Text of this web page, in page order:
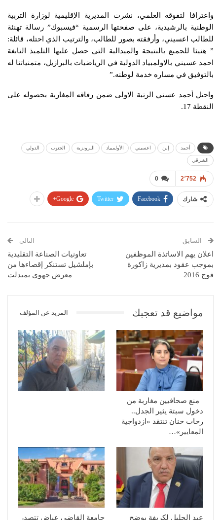
واعترافا لتفوقه العلمي، نشرت المديرية الإقليمية لوزارة التربية
الوطنية بالرشيدية، على صفحتها الرسمية “فيسبوك” رسالة تهنئة
للطالب اعسيني، وأرفقته بصور للطالب، والترتيب الذي احتله، قائلة:
” هنيئا للجميع بالنتيجة والميدالية التي حصل عليها التلميذ النابغة
احمد عسيني بالاولمبياد الدولية في الرياضيات بالبرازيل، متمنياتنا له
بالتوفيق في مساره خدمة لوطنه.”
واحتل أحمد عسني الرتبة الاولى ضمن رفاقه المغاربة بحصوله على
النقطة 17.
أحمد إبن اعسيني الأولمبياد البرونزية الجنوب الدولي
الشرقي
0 2٬752
شارك Facebook
Twitter
Google+
السابق
اعلان يهم الاساتذة الموظفين
بموجب عقود بمديرية زاكورة
فوج 2016
التالي
تعاونيات الصناعة التقليدية
بإملشيل تستنكر إقصاءها من
معرض جهوي بميدلت
مواضيع قد تعجبك المزيد عن المؤلف
منع صحافيين مغاربة من
دخول سبتة يثير الجدل..
رحاب حنان تنتقد «ازدواجية
المعايير»…
عبد الجليل لكريفة يوضح جامعة القاضي عياض تتصدر